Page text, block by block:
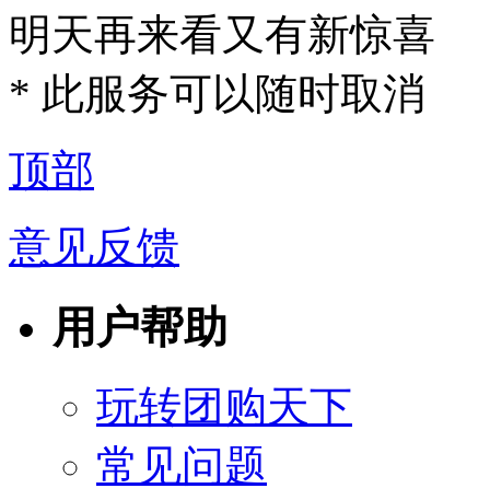
明天再来看又有新惊喜
* 此服务可以随时取消
顶部
意见反馈
用户帮助
玩转团购天下
常见问题